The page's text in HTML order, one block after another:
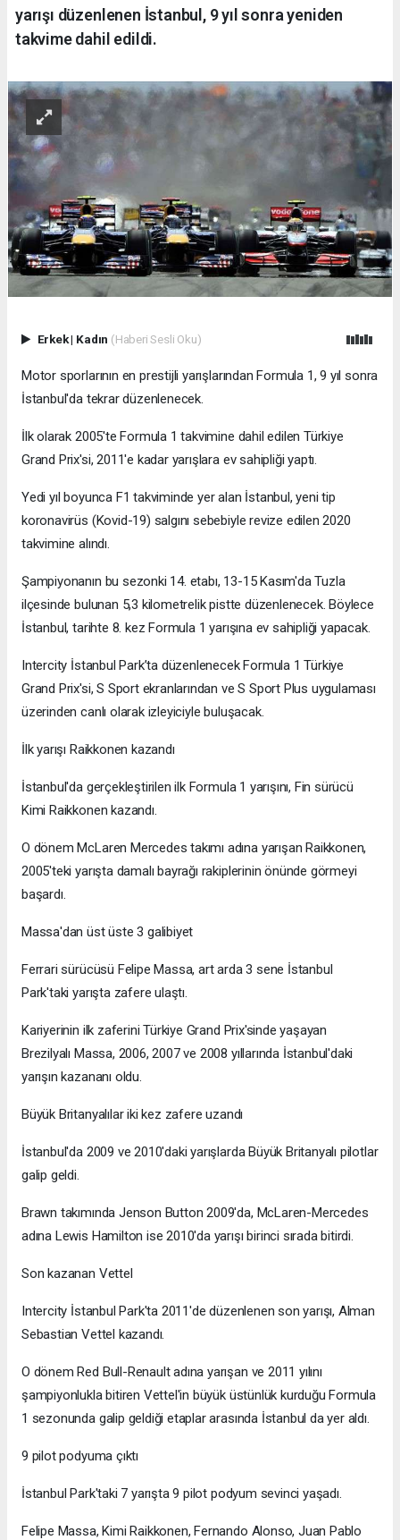
yarışı düzenlenen İstanbul, 9 yıl sonra yeniden
takvime dahil edildi.
Erkek| Kadın (Haberi Sesli Oku)
Motor sporlarının en prestijli yarışlarından Formula 1, 9 yıl sonra
İstanbul'da tekrar düzenlenecek.
İlk olarak 2005'te Formula 1 takvimine dahil edilen Türkiye
Grand Prix'si, 2011'e kadar yarışlara ev sahipliği yaptı.
Yedi yıl boyunca F1 takviminde yer alan İstanbul, yeni tip
koronavirüs (Kovid-19) salgını sebebiyle revize edilen 2020
takvimine alındı.
Şampiyonanın bu sezonki 14. etabı, 13-15 Kasım'da Tuzla
ilçesinde bulunan 5,3 kilometrelik pistte düzenlenecek. Böylece
İstanbul, tarihte 8. kez Formula 1 yarışına ev sahipliği yapacak.
Intercity İstanbul Park’ta düzenlenecek Formula 1 Türkiye
Grand Prix'si, S Sport ekranlarından ve S Sport Plus uygulaması
üzerinden canlı olarak izleyiciyle buluşacak.
İlk yarışı Raikkonen kazandı
İstanbul'da gerçekleştirilen ilk Formula 1 yarışını, Fin sürücü
Kimi Raikkonen kazandı.
O dönem McLaren Mercedes takımı adına yarışan Raikkonen,
2005'teki yarışta damalı bayrağı rakiplerinin önünde görmeyi
başardı.
Massa'dan üst üste 3 galibiyet
Ferrari sürücüsü Felipe Massa, art arda 3 sene İstanbul
Park'taki yarışta zafere ulaştı.
Kariyerinin ilk zaferini Türkiye Grand Prix'sinde yaşayan
Brezilyalı Massa, 2006, 2007 ve 2008 yıllarında İstanbul'daki
yarışın kazananı oldu.
Büyük Britanyalılar iki kez zafere uzandı
İstanbul'da 2009 ve 2010'daki yarışlarda Büyük Britanyalı pilotlar
galip geldi.
Brawn takımında Jenson Button 2009'da, McLaren-Mercedes
adına Lewis Hamilton ise 2010'da yarışı birinci sırada bitirdi.
Son kazanan Vettel
Intercity İstanbul Park'ta 2011'de düzenlenen son yarışı, Alman
Sebastian Vettel kazandı.
O dönem Red Bull-Renault adına yarışan ve 2011 yılını
şampiyonlukla bitiren Vettel'in büyük üstünlük kurduğu Formula
1 sezonunda galip geldiği etaplar arasında İstanbul da yer aldı.
9 pilot podyuma çıktı
İstanbul Park'taki 7 yarışta 9 pilot podyum sevinci yaşadı.
Felipe Massa, Kimi Raikkonen, Fernando Alonso, Juan Pablo